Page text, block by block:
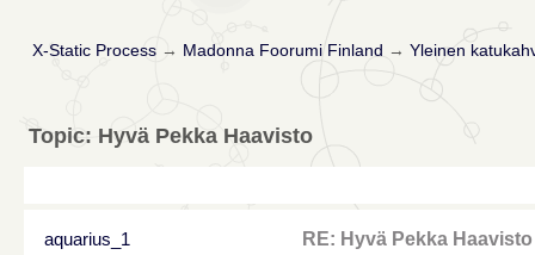
X-Static Process→ Madonna Foorumi Finland → Yleinen
Topic: Hyvä Pekka Haavisto
aquarius_1 RE: Hyvä Pekka Haavisto